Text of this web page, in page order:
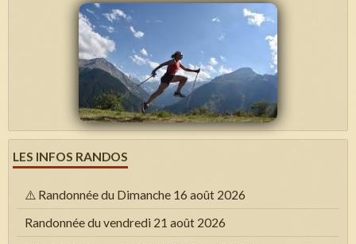
LES INFOS RANDOS
⚠️ Randonnée du Dimanche 16 août 2026
Randonnée du vendredi 21 août 2026